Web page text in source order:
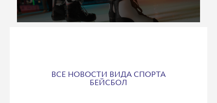
ВСЕ НОВОСТИ ВИДА СПОРТА
БЕЙСБОЛ